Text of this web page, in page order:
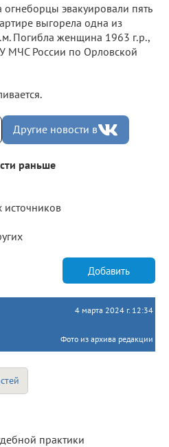
эвакуировали пять
выгорела одна из
Погибла женщина 1963 г.р.,
МЧС России по Орловской
Другие новости в
раньше
источников
Добавить
4 марта 2024 г. 12:34
Фото из архива редакции